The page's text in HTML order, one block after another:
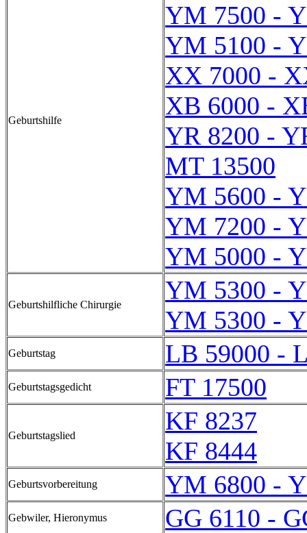
Geburtshilfe
YM 7500 -
YM 5100 -
XX 7000 -
XB 6000 -
YR 8200 -
MT 13500
YM 5600 -
YM 7200 -
YM 5000 -
Geburtshilfliche Chirurgie
YM 5300 -
YM 5300 -
Geburtstag LB 59000 -
Geburtstagsgedicht FT 17500
Geburtstagslied
KF 8237
KF 8444
Geburtsvorbereitung YM 6800 -
Gebwiler, Hieronymus GG 6110 -